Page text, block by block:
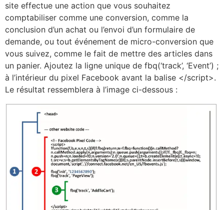
site effectue une action que vous souhaitez
comptabiliser comme une conversion, comme la
conclusion d’un achat ou l’envoi d’un formulaire de
demande, ou tout événement de micro-conversion que
vous suivez, comme le fait de mettre des articles dans
un panier. Ajoutez la ligne unique de fbq(‘track’, ‘Event’) ;
à l’intérieur du pixel Facebook avant la balise </script>.
Le résultat ressemblera à l’image ci-dessous :